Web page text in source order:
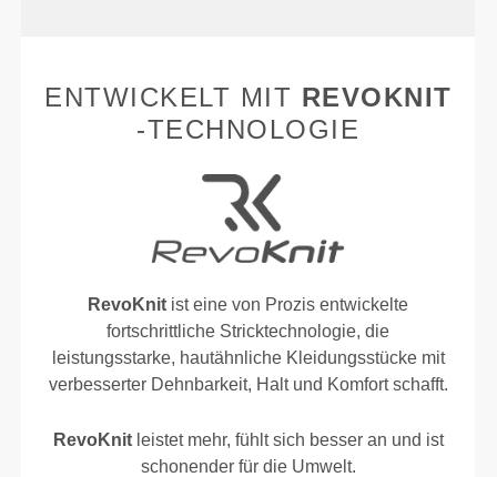
ENTWICKELT MIT REVOKNIT
-TECHNOLOGIE
RevoKnit ist eine von Prozis entwickelte
fortschrittliche Stricktechnologie, die
leistungsstarke, hautähnliche Kleidungsstücke mit
verbesserter Dehnbarkeit, Halt und Komfort schafft.
RevoKnitleistet mehr, fühlt sich besser an und ist
schonender für die Umwelt.